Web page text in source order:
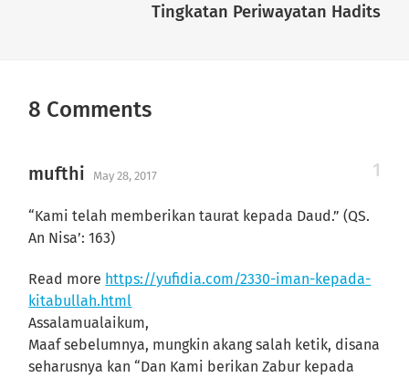
Tingkatan Periwayatan Hadits
8 Comments
mufthi May 28, 2017
“Kami telah memberikan taurat kepada Daud.” (QS.
An Nisa’: 163)
Read more https://yufidia.com/2330-iman-kepada-
kitabullah.html
Assalamualaikum,
Maaf sebelumnya, mungkin akang salah ketik, disana
seharusnya kan “Dan Kami berikan Zabur kepada